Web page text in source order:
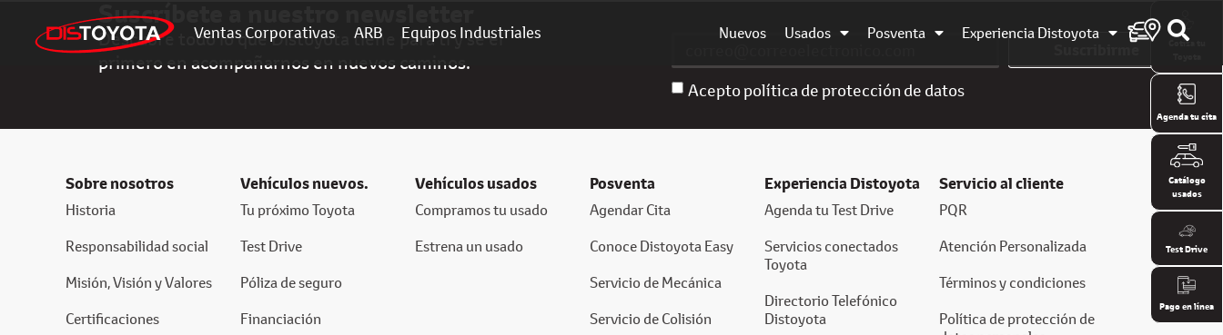
Ventas Corporativas ARB Equipos Industriales Nuevos Usados Posventa Experiencia Distoyota
Suscríbete a nuestro newsletter
Descubre todo lo que Distoyota tiene para ti y sé el
primero en acompañarnos en nuevos caminos.
Acepto política de protección de datos
Suscribirme
Sobre nosotros
Historia
Responsabilidad social
Misión, Visión y Valores
Certificaciones
Vehículos nuevos.
Tu próximo Toyota
Test Drive
Póliza de seguro
Financiación
Vehículos usados
Compramos tu usado
Estrena un usado
Posventa
Agendar Cita
Conoce Distoyota Easy
Servicio de Mecánica
Servicio de Colisión
Experiencia Distoyota
Agenda tu Test Drive
Servicios conectados
Toyota
Directorio Telefónico
Distoyota
Servicio al cliente
PQR
Atención Personalizada
Términos y condiciones
Política de protección de
Cotiza tu
Agenda tu cita
Catálogo
usados
Test Drive
Pago en línea